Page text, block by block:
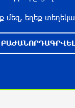
մեզ, եղեք
ԲԱԺԱՆՈՐԴԱԳՐՎԵԼ